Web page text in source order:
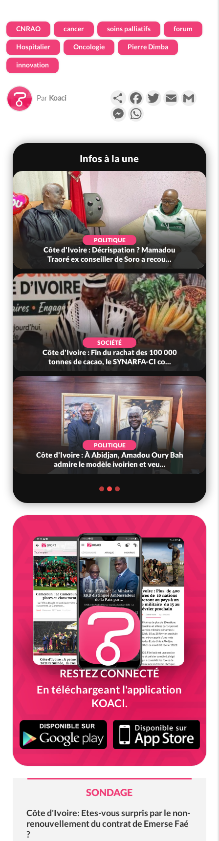
CNRAO cancer soins palliatifs forum
Hospitalier Oncologie Pierre Dimba
innovation
Par Koaci PartagerFacebookTwitterEmail
Messenger
Infos à la une
POLITIQUE
Côte d'Ivoire : Décrispation ? Mamadou
Traoré ex conseiller de Soro a recou...
SOCIÉTÉ
Côte d'Ivoire : Fin du rachat des 100 000
tonnes de cacao, le SYNARFA-CI co...
POLITIQUE
Côte d'Ivoire : À Abidjan, Amadou Oury Bah
admire le modèle ivoirien et veu...
RESTEZ CONNECTÉ
En téléchargeant l'application
KOACI.
SONDAGE
Côte d'Ivoire: Etes-vous surpris par le non-
renouvellement du contrat de Emerse Faé
?